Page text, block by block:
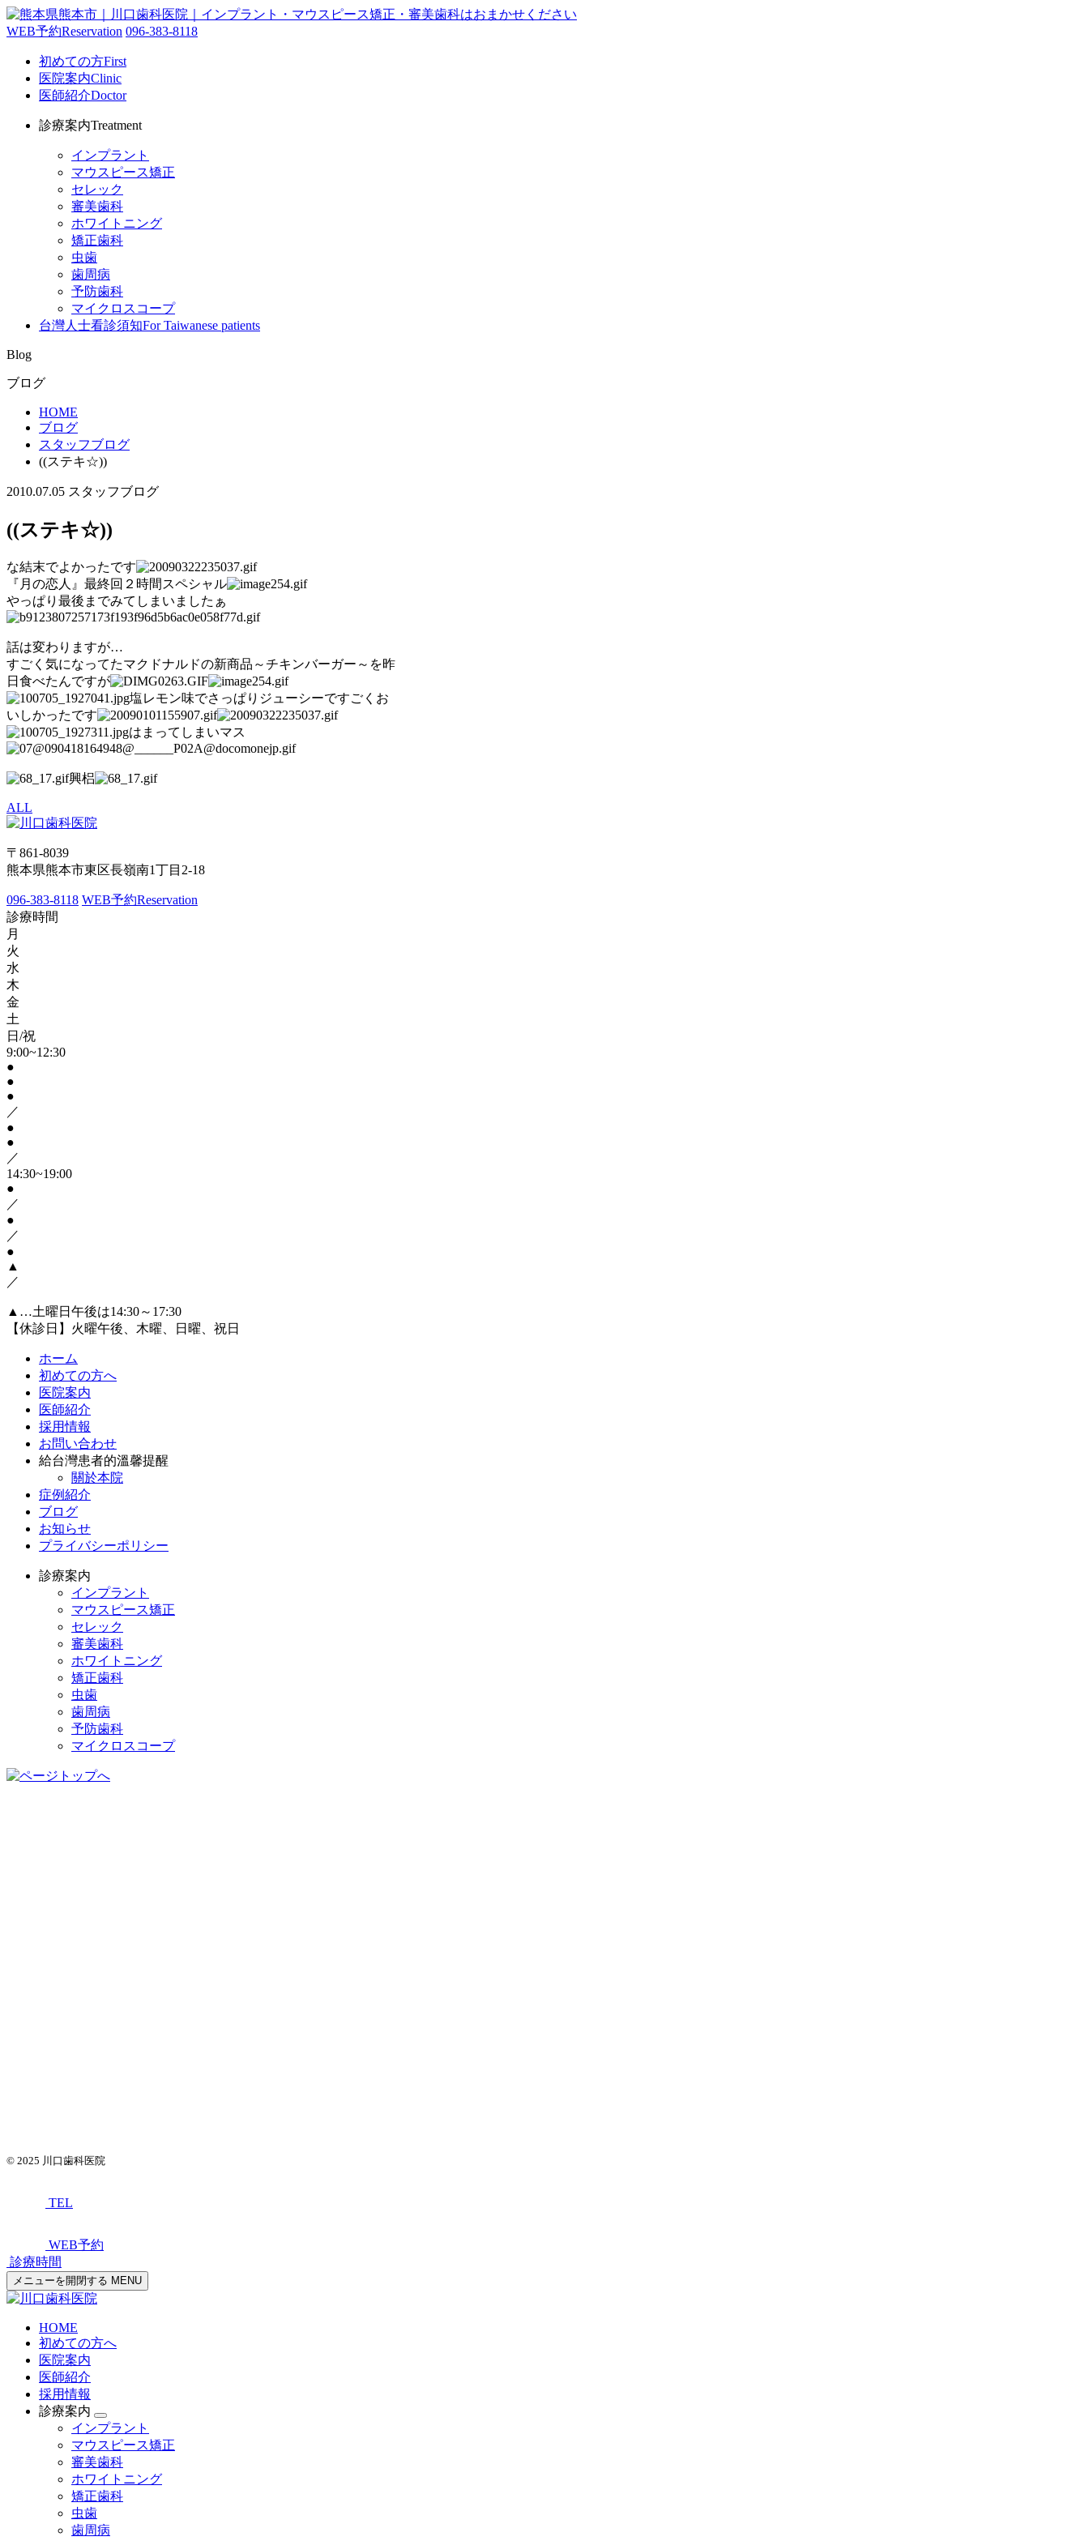
WEB予約Reservation 096-383-8118
初めての方First
医院案内Clinic
医師紹介Doctor
診療案内Treatment
インプラント
マウスピース矯正
セレック
審美歯科
ホワイトニング
矯正歯科
虫歯
歯周病
予防歯科
マイクロスコープ
台灣人士看診須知For Taiwanese patients
Blog
ブログ
HOME
ブログ
スタッフブログ
((ステキ☆))
2010.07.05 スタッフブログ
((ステキ☆))
な結末でよかったです
『月の恋人』最終回２時間スペシャル
やっぱり最後までみてしまいましたぁ
話は変わりますが…
すごく気になってたマクドナルドの新商品～チキンバーガー～を昨
日食べたんですが
塩レモン味でさっぱりジューシーですごくお
いしかったです
はまってしまいマス
興梠
ALL
〒861-8039
熊本県熊本市東区長嶺南1丁目2-18
096-383-8118 WEB予約Reservation
診療時間
月
火
水
木
金
土
日/祝
9:00~12:30
●
●
●
／
●
●
／
14:30~19:00
●
／
●
／
●
▲
／
▲…土曜日午後は14:30～17:30
【休診日】火曜午後、木曜、日曜、祝日
ホーム
初めての方へ
医院案内
医師紹介
採用情報
お問い合わせ
給台灣患者的溫馨提醒
關於本院
症例紹介
ブログ
お知らせ
プライバシーポリシー
診療案内
インプラント
マウスピース矯正
セレック
審美歯科
ホワイトニング
矯正歯科
虫歯
歯周病
予防歯科
マイクロスコープ
© 2025 川口歯科医院
TEL
WEB予約
診療時間
メニューを開閉する MENU
HOME
初めての方へ
医院案内
医師紹介
採用情報
診療案内
インプラント
マウスピース矯正
審美歯科
ホワイトニング
矯正歯科
虫歯
歯周病